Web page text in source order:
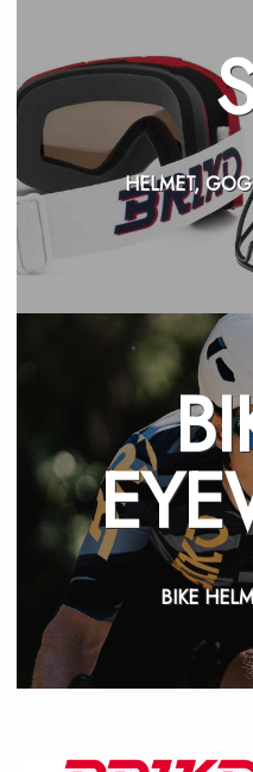
HELMET,
BIKE